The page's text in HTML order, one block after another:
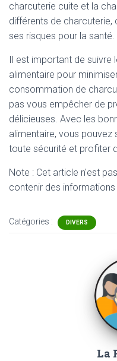
charcuterie cuite et la
différents de
ses risques pour la santé.
Il est important de suivre
alimentaire pour
consommation de
pas vous empêcher de
délicieuses. Avec les
alimentaire, vous pouvez
toute sécurité et profiter
Note : Cet article n'est
contenir des
Catégories : DIVERS
La